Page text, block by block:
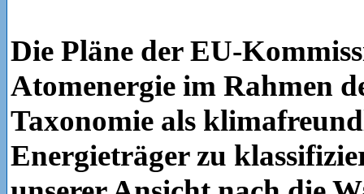
Die Pläne der EU-
Atomenergie im Rahmen
Taxonomie als
Energieträger zu